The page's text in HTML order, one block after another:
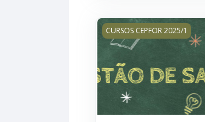
GESTÃO DE SALA DE
CURSOS CEPFOR 2025/1